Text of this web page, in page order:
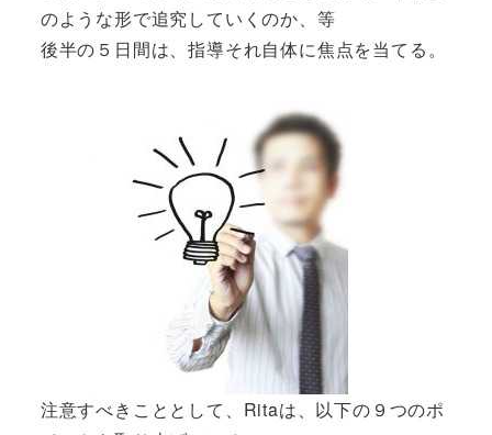
のような形で追究していくのか、等
後半の５日間は、指導それ自体に焦点を当てる。
注意すべきこととして、Ritaは、以下の９つのポ